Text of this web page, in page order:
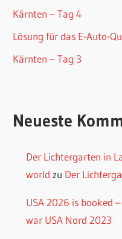
Kärnten – Tag 4
Lösung für das E-Auto-
Kärnten – Tag 3
Neueste
Der Lichtergarten in
world zu Der
USA 2026 is booked
war USA Nord 2023